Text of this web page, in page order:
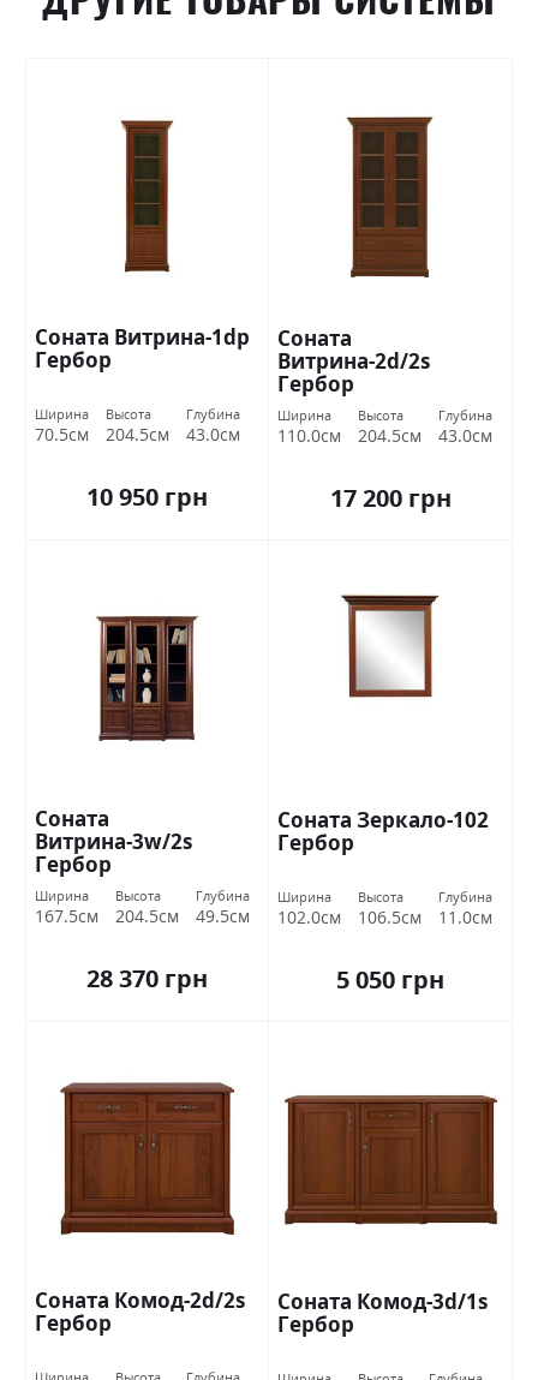
Соната Витрина-1dp
Гербор
Ширина
70.5см
Высота
204.5см
Глубина
43.0см
10 950 грн
Соната
Витрина-2d/2s
Гербор
Ширина
110.0см
Высота
204.5см
Глубина
43.0см
17 200 грн
Соната
Витрина-3w/2s
Гербор
Ширина
167.5см
Высота
204.5см
Глубина
49.5см
28 370 грн
Соната Зеркало-102
Гербор
Ширина
102.0см
Высота
106.5см
Глубина
11.0см
5 050 грн
Соната Комод-2d/2s
Гербор
Соната Комод-3d/1s
Гербор